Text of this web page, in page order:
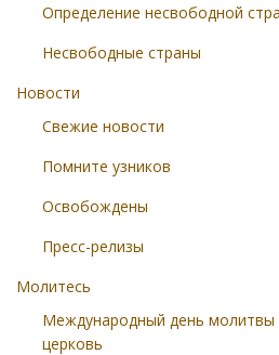
Определение несвободной
Несвободные страны
Новости
Свежие новости
Помните узников
Освобождены
Пресс-релизы
Молитесь
Международный день молитвы
церковь